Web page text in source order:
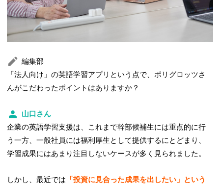
編集部
「法人向け」の英語学習アプリという点で、ポリグロッツさ
んがこだわったポイントはありますか？
山口さん
企業の英語学習支援は、これまで幹部候補生には重点的に行
う一方、一般社員には福利厚生として提供するにとどまり、
学習成果にはあまり注目しないケースが多く見られました。
しかし、最近では 「投資に見合った成果を出したい」という